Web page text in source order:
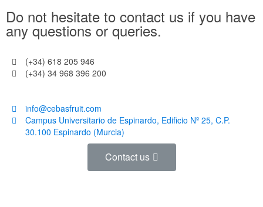
Do not hesitate to contact us if you have
any questions or queries.
(+34) 618 205 946
(+34) 34 968 396 200
info@cebasfruit.com
Campus Universitario de Espinardo, Edificio Nº 25, C.P.
30.100 Espinardo (Murcia)
Contact us